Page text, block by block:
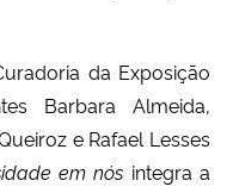
da Exposição
Barbara Almeida,
e Rafael Lesses
em nós integra a